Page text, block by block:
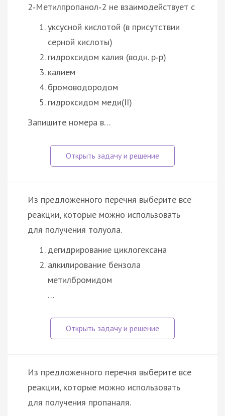
2‑Метилпропанол‑2 не взаимодействует с
уксусной кислотой (в присутствии
серной кислоты)
гидроксидом калия (водн. р‑р)
калием
бромоводородом
гидроксидом меди(II)
Запишите номера в…
Из предложенного перечня выберите все
реакции, которые можно использовать
для получения толуола.
дегидрирование циклогексана
алкилирование бензола
метилбромидом
…
Из предложенного перечня выберите все
реакции, которые можно использовать
для получения пропаналя.